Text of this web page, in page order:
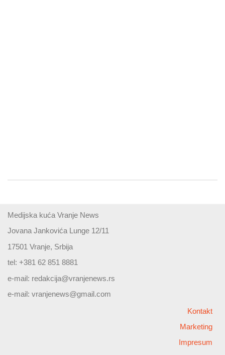
Medijska kuća Vranje News
Jovana Jankovića Lunge 12/11
17501 Vranje, Srbija
tel: +381 62 851 8881
e-mail: redakcija@vranjenews.rs
e-mail: vranjenews@gmail.com
Kontakt
Marketing
Impresum